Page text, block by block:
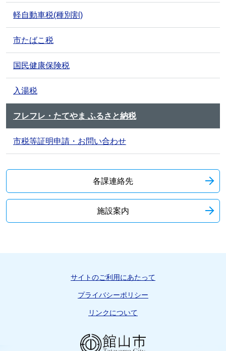
軽自動車税(種別割)
市たばこ税
国民健康保険税
入湯税
フレフレ・たてやま ふるさと納税
市税等証明申請・お問い合わせ
各課連絡先
施設案内
サイトのご利用にあたって
プライバシーポリシー
リンクについて